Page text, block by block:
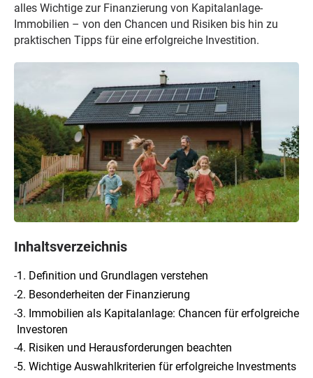
alles Wichtige zur Finanzierung von Kapitalanlage-
Immobilien – von den Chancen und Risiken bis hin zu
praktischen Tipps für eine erfolgreiche Investition.
Inhaltsverzeichnis
-1. Definition und Grundlagen verstehen
-2. Besonderheiten der Finanzierung
-3. Immobilien als Kapitalanlage: Chancen für erfolgreiche
Investoren
-4. Risiken und Herausforderungen beachten
-5. Wichtige Auswahlkriterien für erfolgreiche Investments